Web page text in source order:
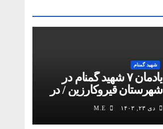
شهید گمنام
یادمان ۷ شهید گمنام در
شهرستان قیروکارزین / در
دی ۲۳, ۱۴۰۳